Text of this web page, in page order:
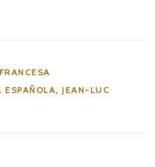
ESPAÑOLA,JEAN-LUC